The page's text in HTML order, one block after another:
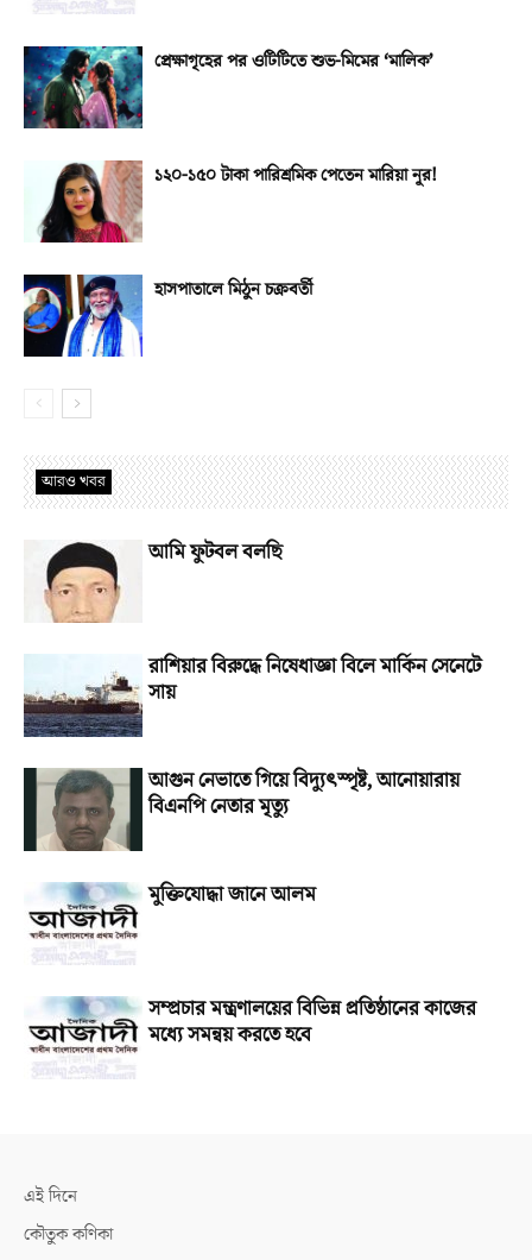
প্রেক্ষাগৃহের পর ওটিটিতে শুভ-মিমের ‘মালিক’
১২০-১৫০ টাকা পারিশ্রমিক পেতেন মারিয়া নূর!
হাসপাতালে মিঠুন চক্রবর্তী
আরও খবর
আমি ফুটবল বলছি
রাশিয়ার বিরুদ্ধে নিষেধাজ্ঞা বিলে মার্কিন সেনেটে
সায়
আগুন নেভাতে গিয়ে বিদ্যুৎস্পৃষ্ট, আনোয়ারায়
বিএনপি নেতার মৃত্যু
মুক্তিযোদ্ধা জানে আলম
সম্প্রচার মন্ত্রণালয়ের বিভিন্ন প্রতিষ্ঠানের কাজের
মধ্যে সমন্বয় করতে হবে
এই দিনে
কৌতুক কণিকা